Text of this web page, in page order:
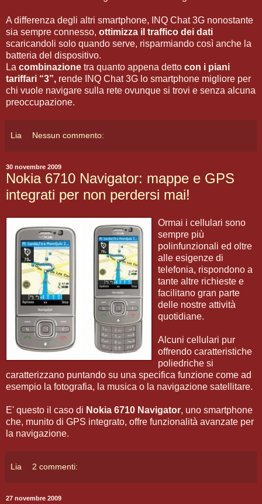
A differenza degli altri smartphone, INQ Chat 3G nonostante
sia sempre connesso, ottimizza il traffico dei dati
scaricandoli solo quando serve, risparmiando così anche la
batteria del dispositivo.
La combinazione tra quanto appena detto con i piani
tariffari “3”, rende INQ Chat 3G lo smartphone migliore per
chi vuole navigare sulla rete ovunque si trovi e senza alcuna
preoccupazione.
Lia Nessun commento:
30 novembre 2009
Nokia 6710 Navigator: mappe e GPS
integrati per non perdersi mai!
Ormai i cellulari sono
sempre più
polinfunzionali ed oltre
alle esigenze di
telefonia, rispondono a
tante altre richieste e
facilitano gran parte
delle nostre attività
quotidiane.
Alcuni cellulari pur
offrendo caratteristiche
poliedriche si
caratterizzano puntando su una specifica funzione come ad
esempio la fotografia, la musica o la navigazione satellitare.
E' questo il caso di Nokia 6710 Navigator, uno smartphone
che, munito di GPS integrato, offre funzionalità avanzate per
la navigazione.
Lia 2 commenti:
27 novembre 2009